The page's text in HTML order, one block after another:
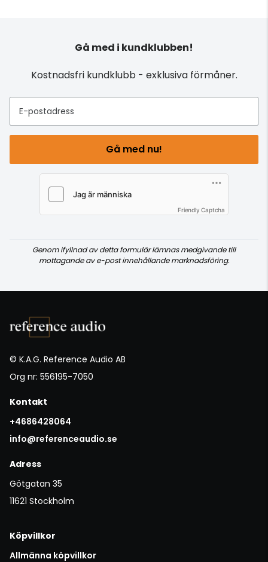
Gå med i kundklubben!
Kostnadsfri kundklubb - exklusiva förmåner.
E-postadress
Gå med nu!
Friendly Captcha
Genom ifyllnad av detta formulär lämnas medgivande till
mottagande av e-post innehållande marknadsföring.
© K.A.G. Reference Audio AB
Org nr: 556195-7050
Kontakt
+4686428064
info@referenceaudio.se
Adress
Götgatan 35
11621 Stockholm
Köpvillkor
Allmänna köpvillkor